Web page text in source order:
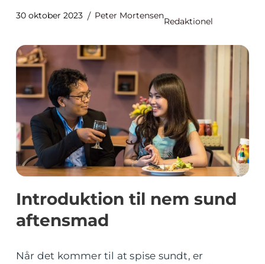
30 oktober 2023 Peter Mortensen
Redaktionel
Introduktion til nem sund
aftensmad
Når det kommer til at spise sundt, er